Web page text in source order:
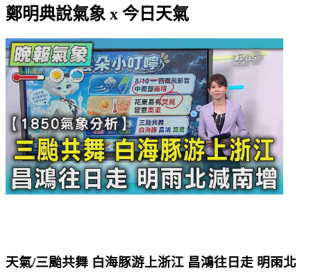
鄭明典說氣象 x 今日天氣
天氣/三颱共舞 白海豚游上浙江 昌鴻往日走 明雨北